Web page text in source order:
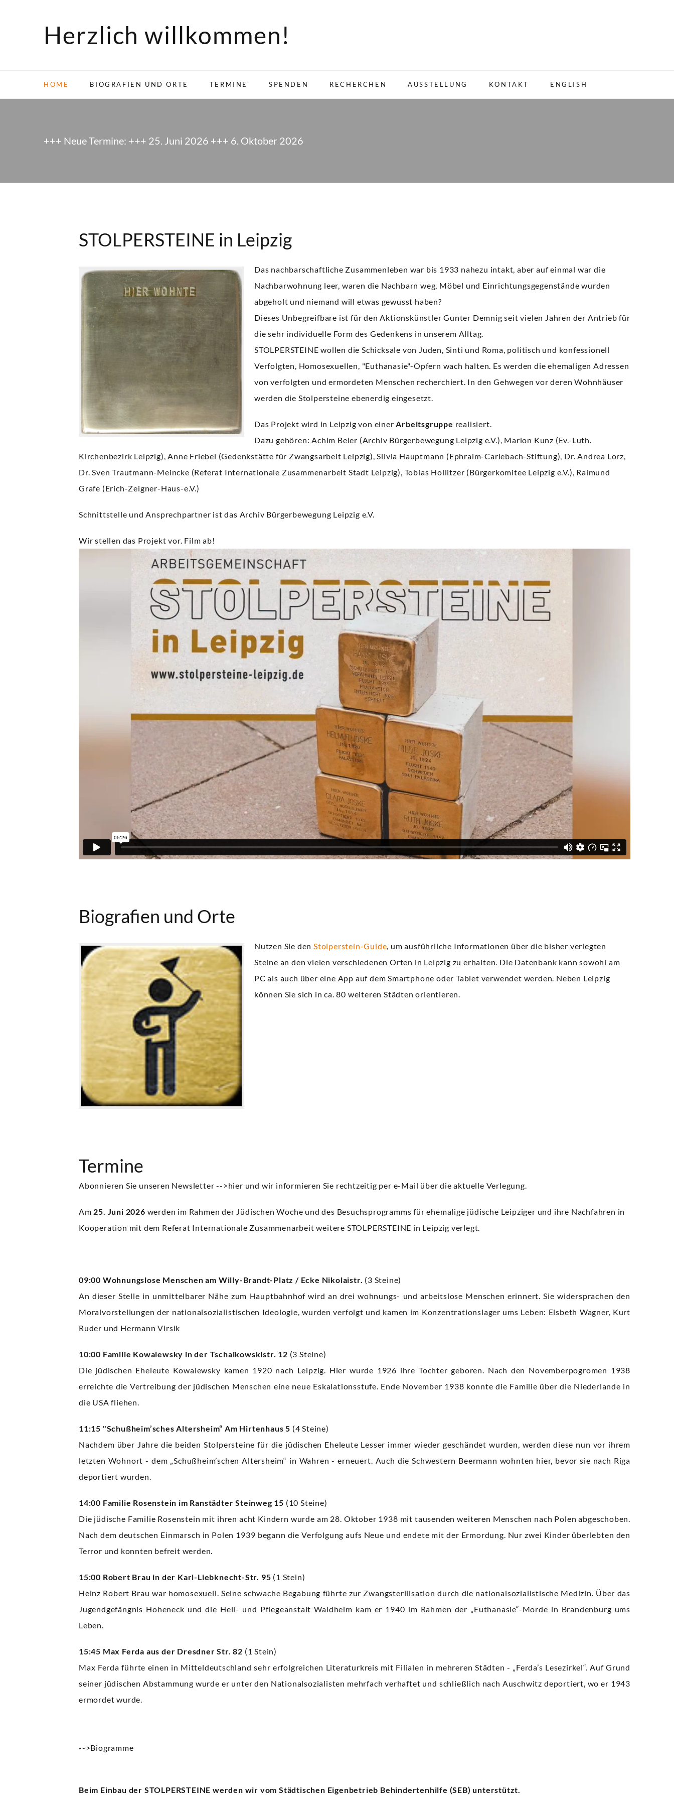
Herzlich willkommen!
HOME BIOGRAFIEN UND ORTE TERMINE SPENDEN RECHERCHEN AUSSTELLUNG KONTAKT ENGLISH
+++ Neue Termine: +++ 25. Juni 2026 +++ 6. Oktober 2026
STOLPERSTEINE in Leipzig
Das nachbarschaftliche Zusammenleben war bis 1933 nahezu intakt, aber auf einmal war die
Nachbarwohnung leer, waren die Nachbarn weg, Möbel und Einrichtungsgegenstände wurden
abgeholt und niemand will etwas gewusst haben?
Dieses Unbegreifbare ist für den Aktionskünstler Gunter Demnig seit vielen Jahren der Antrieb für
die sehr individuelle Form des Gedenkens in unserem Alltag.
STOLPERSTEINE wollen die Schicksale von Juden, Sinti und Roma, politisch und konfessionell
Verfolgten, Homosexuellen, "Euthanasie"-Opfern wach halten. Es werden die ehemaligen Adressen
von verfolgten und ermordeten Menschen recherchiert. In den Gehwegen vor deren Wohnhäuser
werden die Stolpersteine ebenerdig eingesetzt.
Das Projekt wird in Leipzig von einerArbeitsgruppe realisiert.
Dazu gehören: Achim Beier (Archiv Bürgerbewegung Leipzig e.V.), Marion Kunz (Ev.-Luth.
Kirchenbezirk Leipzig), Anne Friebel (Gedenkstätte für Zwangsarbeit Leipzig), Silvia Hauptmann (Ephraim-Carlebach-Stiftung), Dr. Andrea Lorz,
Dr. Sven Trautmann-Meincke (Referat Internationale Zusammenarbeit Stadt Leipzig), Tobias Hollitzer (Bürgerkomitee Leipzig e.V.), Raimund
Grafe (Erich-Zeigner-Haus-e.V.)
Schnittstelle und Ansprechpartner ist das Archiv Bürgerbewegung Leipzig e.V.
Wir stellen das Projekt vor. Film ab!
Biografien und Orte
Nutzen Sie den Stolperstein-Guide , um ausführliche Informationen über die bisher verlegten
Steine an den vielen verschiedenen Orten in Leipzig zu erhalten. Die Datenbank kann sowohl am
PC als auch über eine App auf dem Smartphone oder Tablet verwendet werden. Neben Leipzig
können Sie sich in ca. 80 weiteren Städten orientieren.
Termine
Abonnieren Sie unseren Newsletter -->hier und wir informieren Sie rechtzeitig per e-Mail über die aktuelle Verlegung.
Am 25. Juni 2026 werden im Rahmen der Jüdischen Woche und des Besuchsprogramms für ehemalige jüdische Leipziger und ihre Nachfahren in
Kooperation mit dem Referat Internationale Zusammenarbeit weitere STOLPERSTEINE in Leipzig verlegt.
09:00 Wohnungslose Menschen am Willy-Brandt-Platz / Ecke Nikolaistr. (3 Steine)
An dieser Stelle in unmittelbarer Nähe zum Hauptbahnhof wird an drei wohnungs- und arbeitslose Menschen erinnert. Sie widersprachen den
Moralvorstellungen der nationalsozialistischen Ideologie, wurden verfolgt und kamen im Konzentrationslager ums Leben: Elsbeth Wagner, Kurt
Ruder und Hermann Virsik
10:00 Familie Kowalewsky in der Tschaikowskistr. 12 (3 Steine)
Die jüdischen Eheleute Kowalewsky kamen 1920 nach Leipzig. Hier wurde 1926 ihre Tochter geboren. Nach den Novemberpogromen 1938
erreichte die Vertreibung der jüdischen Menschen eine neue Eskalationsstufe. Ende November 1938 konnte die Familie über die Niederlande in
die USA fliehen.
11:15 "Schußheim’sches Altersheim“ Am Hirtenhaus 5 (4 Steine)
Nachdem über Jahre die beiden Stolpersteine für die jüdischen Eheleute Lesser immer wieder geschändet wurden, werden diese nun vor ihrem
letzten Wohnort - dem „Schußheim’schen Altersheim“ in Wahren - erneuert. Auch die Schwestern Beermann wohnten hier, bevor sie nach Riga
deportiert wurden.
14:00 Familie Rosenstein im Ranstädter Steinweg 15 (10 Steine)
Die jüdische Familie Rosenstein mit ihren acht Kindern wurde am 28. Oktober 1938 mit tausenden weiteren Menschen nach Polen abgeschoben.
Nach dem deutschen Einmarsch in Polen 1939 begann die Verfolgung aufs Neue und endete mit der Ermordung. Nur zwei Kinder überlebten den
Terror und konnten befreit werden.
15:00 Robert Brau in der Karl-Liebknecht-Str. 95 (1 Stein)
Heinz Robert Brau war homosexuell. Seine schwache Begabung führte zur Zwangsterilisation durch die nationalsozialistische Medizin. Über das
Jugendgefängnis Hoheneck und die Heil- und Pflegeanstalt Waldheim kam er 1940 im Rahmen der „Euthanasie“-Morde in Brandenburg ums
Leben.
15:45 Max Ferda aus der Dresdner Str. 82 (1 Stein)
Max Ferda führte einen in Mitteldeutschland sehr erfolgreichen Literaturkreis mit Filialen in mehreren Städten - „Ferda’s Lesezirkel“. Auf Grund
seiner jüdischen Abstammung wurde er unter den Nationalsozialisten mehrfach verhaftet und schließlich nach Auschwitz deportiert, wo er 1943
ermordet wurde.
-->Biogramme
Beim Einbau der STOLPERSTEINE werden wir vom Städtischen Eigenbetrieb Behindertenhilfe (SEB) unterstützt.